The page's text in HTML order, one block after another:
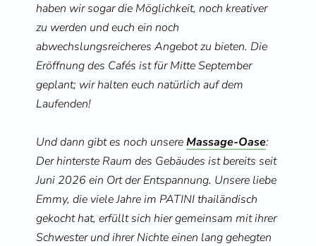
haben wir sogar die Möglichkeit, noch kreativer
zu werden und euch ein noch
abwechslungsreicheres Angebot zu bieten. Die
Eröffnung des Cafés ist für Mitte September
geplant; wir halten euch natürlich auf dem
Laufenden!
Und dann gibt es noch unsere Massage-Oase:
Der hinterste Raum des Gebäudes ist bereits seit
Juni 2026 ein Ort der Entspannung. Unsere liebe
Emmy, die viele Jahre im PATINI thailändisch
gekocht hat, erfüllt sich hier gemeinsam mit ihrer
Schwester und ihrer Nichte einen lang gehegten